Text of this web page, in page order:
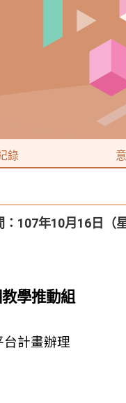
錄
107年10月16日（
學推動組
計畫辦理